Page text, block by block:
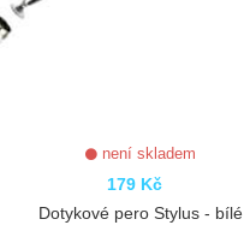
není skladem
179 Kč
Dotykové pero Stylus - bílé